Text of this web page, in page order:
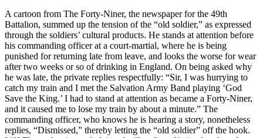
A cartoon from The Forty-Niner, the newspaper for the 49th
Battalion, summed up the tension of the “old soldier,” as expressed
through the soldiers’ cultural products. He stands at attention before
his commanding officer at a court-martial, where he is being
punished for returning late from leave, and looks the worse for wear
after two weeks or so of drinking in England. On being asked why
he was late, the private replies respectfully: “Sir, I was hurrying to
catch my train and I met the Salvation Army Band playing ‘God
Save the King.’ I had to stand at attention as became a Forty-Niner,
and it caused me to lose my train by about a minute.” The
commanding officer, who knows he is hearing a story, nonetheless
replies, “Dismissed,” thereby letting the “old soldier” off the hook.